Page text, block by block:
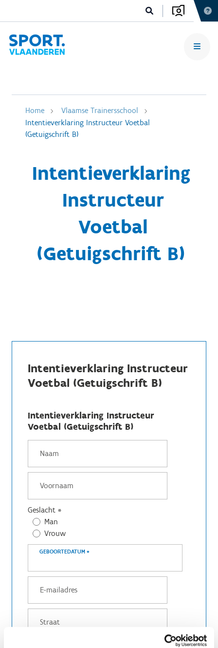
Home
Vlaamse Trainersschool
Intentieverklaring Instructeur Voetbal
(Getuigschrift B)
Intentieverklaring
Instructeur
Voetbal
(Getuigschrift B)
Intentieverklaring Instructeur
Voetbal (Getuigschrift B)
Intentieverklaring Instructeur
Voetbal (Getuigschrift B)
Geslacht *
Man
Vrouw
GEBOORTEDATUM *